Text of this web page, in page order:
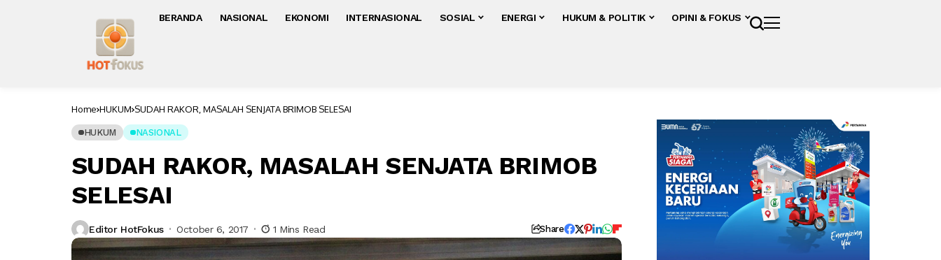
BERANDA NASIONAL EKONOMI INTERNASIONAL SOSIAL ENERGI HUKUM & POLITIK OPINI & FOKUS
Home HUKUM SUDAH RAKOR, MASALAH SENJATA BRIMOB SELESAI
HUKUM NASIONAL
SUDAH RAKOR, MASALAH SENJATA BRIMOB
SELESAI
Editor HotFokus October 6, 2017 1 Mins Read Share